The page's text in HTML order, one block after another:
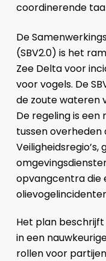
coordinerende
De
(SBV2.0) is het
Zee Delta voor
voor vogels. De
de zoute wateren
De regeling is
tussen overheden
opvangcentra die
Het plan beschrijft
in een
rollen voor